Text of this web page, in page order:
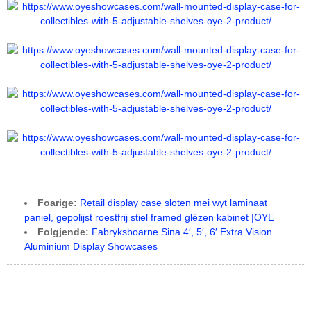
Foarige: Retail display case sloten mei wyt laminaat
paniel, gepolijst roestfrij stiel framed glêzen kabinet |OYE
Folgjende: Fabryksboarne Sina 4′, 5′, 6′ Extra Vision
Aluminium Display Showcases